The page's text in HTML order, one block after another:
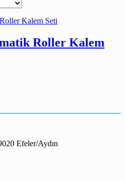
Roller Kalem
Efeler/Aydın